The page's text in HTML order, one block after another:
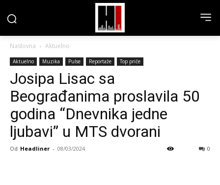
Naslovna Aktuelno
Aktuelno Muzika Pulse Reportaže Top priče
Josipa Lisac sa
Beograđanima proslavila 50
godina “Dnevnika jedne
ljubavi” u MTS dvorani
Od Headliner - 08/03/2024 0